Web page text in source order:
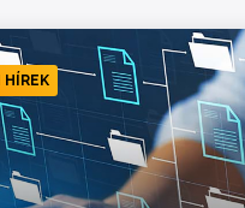
HÍREK